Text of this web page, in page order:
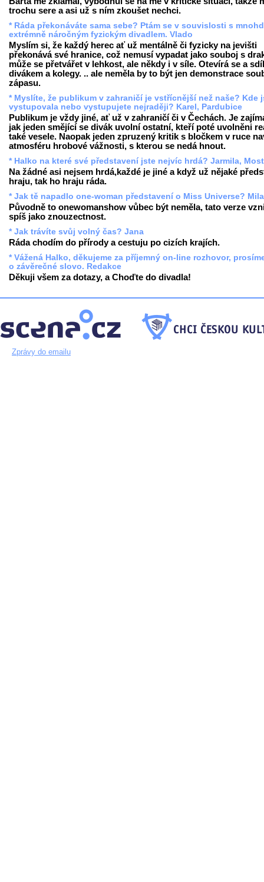
trochu sere a asi už s ním zkoušet nechci.
* Ráda překonáváte sama sebe? Ptám se v souvislosti s
extrémně náročným fyzickým divadlem. Vlado
Myslím si, že každý herec ať už mentálně či fyzicky na jevišti
překonává své hranice, což nemusí vypadat jako souboj s
může se přetvářet v lehkost, ale někdy i v síle. Otevírá se a
divákem a kolegy. .. ale neměla by to být jen demonstrace
zápasu.
* Myslíte, že publikum v zahraničí je vstřícnější než naše? Kde
vystupovala nebo vystupujete nejraději? Karel, Pardubice
Publikum je vždy jiné, ať už v zahraničí či v Čechách. Je
jak jeden smějící se divák uvolní ostatní, kteří poté uvolněni
také vesele. Naopak jeden zpruzený kritik s bločkem v ruce
atmosféru hrobové vážnosti, s kterou se nedá hnout.
* Halko na které své představení jste nejvíc hrdá? Jarmila, Most
Na žádné asi nejsem hrdá,každé je jiné a když už nějaké
hraju, tak ho hraju ráda.
* Jak tě napadlo one-woman představení o Miss Universe?
Původně to onewomanshow vůbec být neměla, tato verze
spíš jako znouzectnost.
* Jak trávíte svůj volný čas? Jana
Ráda chodím do přírody a cestuju po cizích krajích.
* Vážená Halko, děkujeme za příjemný on-line rozhovor,
o závěrečné slovo. Redakce
Děkuji všem za dotazy, a Choďte do divadla!
Zprávy do emailu